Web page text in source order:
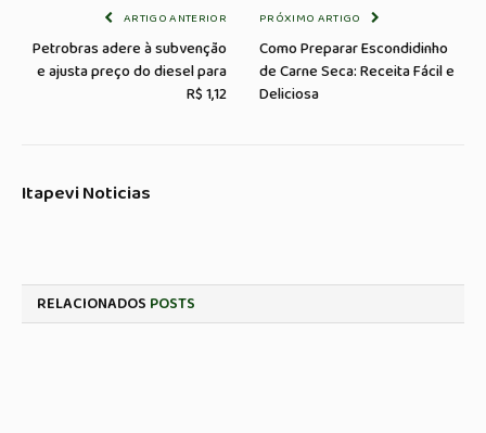
ARTIGO ANTERIOR
Petrobras adere à subvenção
e ajusta preço do diesel para
R$ 1,12
PRÓXIMO ARTIGO
Como Preparar Escondidinho
de Carne Seca: Receita Fácil e
Deliciosa
Itapevi Noticias
RELACIONADOS POSTS